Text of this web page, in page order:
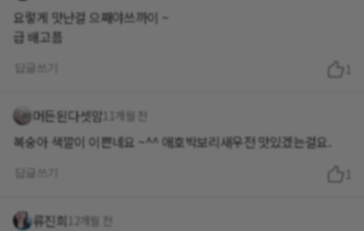
요렇게 맛난걸 으째야쓰까이 ~
급 배고픔
1
머든된다셋맘11개월 전
복숭아 색깔이 이쁜네요 ~^^ 애호박보리새우전 맛있겠는걸요.
1
류진희 12개월 전